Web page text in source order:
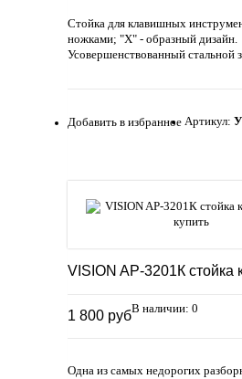
Стойка для клавишных
ножками; "Х" - образный дизайн.
Усовершенствованный стальной
Добавить в избранное Артикул:
VISION AP-3201К стойка
1 800 рубВ наличии: 0
Одна из самых недорогих